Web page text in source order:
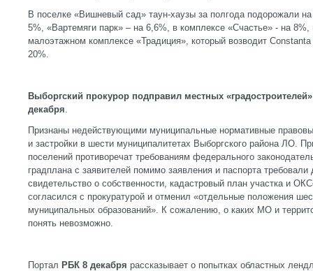
В поселке «Вишневый сад» таун-хаузы за полгода подорожали
5%, «Вартемяги парк» – на 6,6%, в комплексе «Счастье» - на
малоэтажном комплексе «Традиция», который возводит
20%.
Выборгский прокурор подправил местных «градостроителей»
декабря.
Признаны недействующими муниципальные нормативные
и застройки в шести муниципалитетах Выборгского района ЛО.
поселений противоречат требованиям федерального
градплана с заявителей помимо заявления и паспорта
свидетельство о собственности, кадастровый план участка и
согласился с прокуратурой и отменил «отдельные положения
муниципальных образований». К сожалению, о каких МО и
понять невозможно.
Портал РБК 8 декабря рассказывает о попытках областных